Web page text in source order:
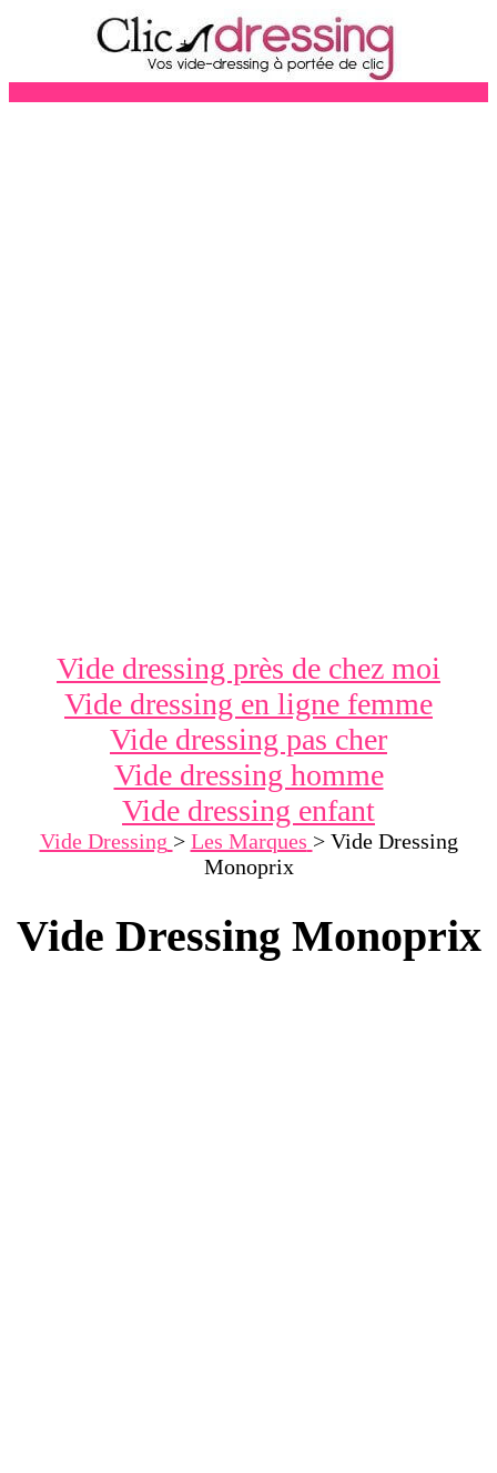
Vide dressing près de chez moi
Vide dressing en ligne femme
Vide dressing pas cher
Vide dressing homme
Vide dressing enfant
Vide Dressing > Les Marques > Vide Dressing
Monoprix
Vide Dressing Monoprix